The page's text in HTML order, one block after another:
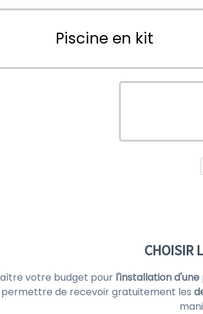
Piscine en kit
CHOISIR
votre budget pour l'installation d'une
permettre de recevoir gratuitement les